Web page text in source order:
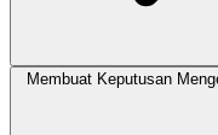
Membuat Keputusan